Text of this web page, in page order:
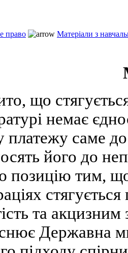
право
Матеріали з
що
немає
платежу саме до
його до
позицію тим,
та
Державна